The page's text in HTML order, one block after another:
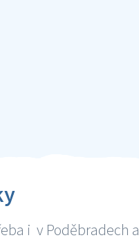
i v Poděbradech a